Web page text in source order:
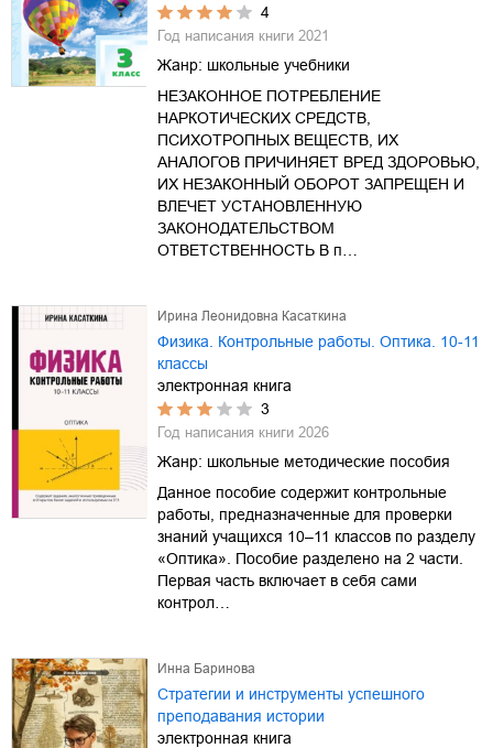
4
Год написания книги 2021
Жанр: школьные учебники
НЕЗАКОННОЕ ПОТРЕБЛЕНИЕ
НАРКОТИЧЕСКИХ СРЕДСТВ,
ПСИХОТРОПНЫХ ВЕЩЕСТВ, ИХ
АНАЛОГОВ ПРИЧИНЯЕТ ВРЕД ЗДОРОВЬЮ,
ИХ НЕЗАКОННЫЙ ОБОРОТ ЗАПРЕЩЕН И
ВЛЕЧЕТ УСТАНОВЛЕННУЮ
ЗАКОНОДАТЕЛЬСТВОМ
ОТВЕТСТВЕННОСТЬ В п…
Ирина Леонидовна Касаткина
Физика. Контрольные работы. Оптика. 10-11
классы
электронная книга
3
Год написания книги 2026
Жанр: школьные методические пособия
Данное пособие содержит контрольные
работы, предназначенные для проверки
знаний учащихся 10–11 классов по разделу
«Оптика». Пособие разделено на 2 части.
Первая часть включает в себя сами
контрол…
Инна Баринова
Стратегии и инструменты успешного
преподавания истории
электронная книга